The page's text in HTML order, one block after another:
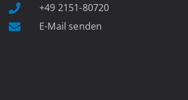
+49 2151-80720
E-Mail senden